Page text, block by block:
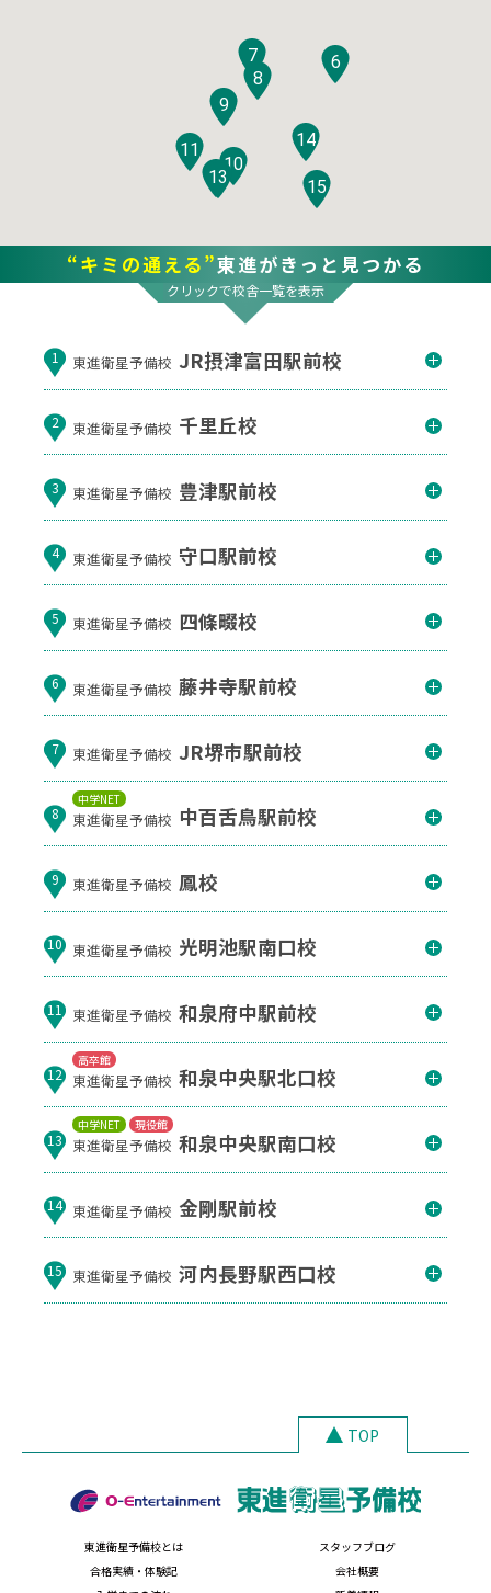
6
7
8
9
10
11
12
13
14
15
“キミの通える”東進がきっと見つかる
クリックで校舎一覧を表示
1 東進衛星予備校 JR摂津富田駅前校
2 東進衛星予備校 千里丘校
3 東進衛星予備校 豊津駅前校
4 東進衛星予備校 守口駅前校
5 東進衛星予備校 四條畷校
6 東進衛星予備校 藤井寺駅前校
7 東進衛星予備校 JR堺市駅前校
中学NET
8 東進衛星予備校 中百舌鳥駅前校
9 東進衛星予備校 鳳校
10 東進衛星予備校 光明池駅南口校
11 東進衛星予備校 和泉府中駅前校
高卒館
12 東進衛星予備校 和泉中央駅北口校
中学NET 現役館
13 東進衛星予備校 和泉中央駅南口校
14 東進衛星予備校 金剛駅前校
15 東進衛星予備校 河内長野駅西口校
TOP
東進衛星予備校とは
スタッフブログ
合格実績・体験記
会社概要